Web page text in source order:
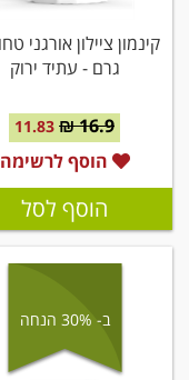
גרם - עתיד ירוק
16.9 ₪
11.83
הוסף לרשימה
הוסף לסל
ב- 30% הנחה